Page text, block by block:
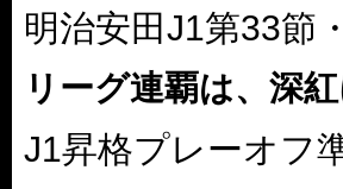
明治安田J1第33節
リーグ連覇は、深
J1昇格プレーオフ